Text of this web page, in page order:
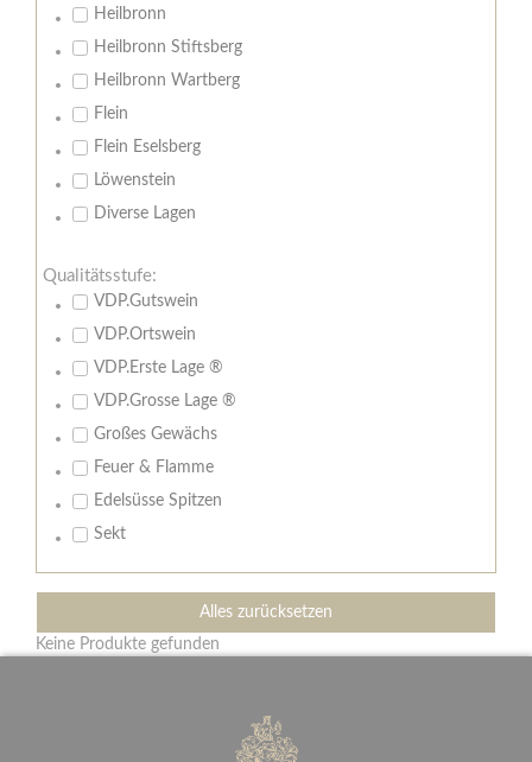
Heilbronn
Heilbronn Stiftsberg
Heilbronn Wartberg
Flein
Flein Eselsberg
Löwenstein
Diverse Lagen
Qualitätsstufe:
VDP.Gutswein
VDP.Ortswein
VDP.Erste Lage ®
VDP.Grosse Lage ®
Großes Gewächs
Feuer & Flamme
Edelsüsse Spitzen
Sekt
Alles zurücksetzen
Keine Produkte gefunden